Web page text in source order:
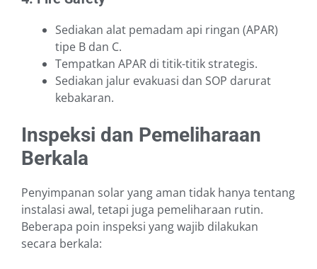
Sediakan alat pemadam api ringan (APAR)
tipe B dan C.
Tempatkan APAR di titik-titik strategis.
Sediakan jalur evakuasi dan SOP darurat
kebakaran.
Inspeksi dan Pemeliharaan
Berkala
Penyimpanan solar yang aman tidak hanya tentang
instalasi awal, tetapi juga pemeliharaan rutin.
Beberapa poin inspeksi yang wajib dilakukan
secara berkala: